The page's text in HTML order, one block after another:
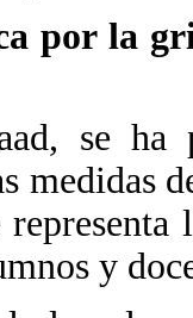
por la
se ha
medidas
y